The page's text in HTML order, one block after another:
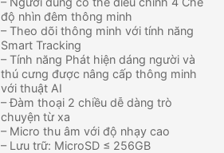
độ nhìn đêm thông minh
– Theo dõi thông minh với tính năng
Smart Tracking
– Tính năng Phát hiện dáng người và
thú cưng được nâng cấp thông minh
với thuật AI
– Đàm thoại 2 chiều dễ dàng trò
chuyện từ xa
– Micro thu âm với độ nhạy cao
– Lưu trữ: MicroSD ≤ 256GB